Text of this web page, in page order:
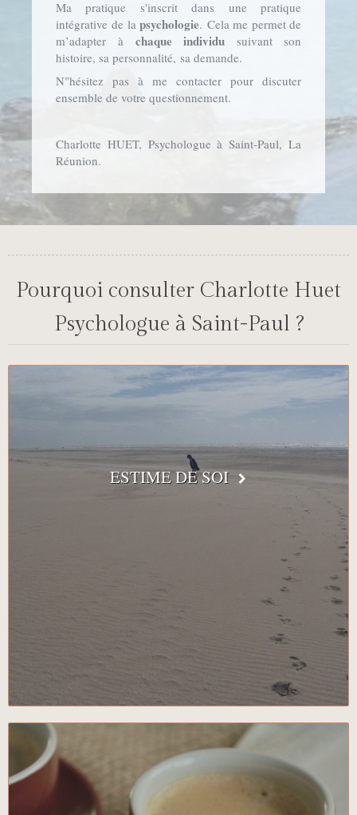
Ma pratique s'inscrit dans une pratique
intégrative de lapsychologie. Cela me permet de
m’adapter à chaque individu suivant son
histoire, sa personnalité, sa demande.
N"hésitez pas à me contacter pour discuter
ensemble de votre questionnement.
Charlotte HUET, Psychologue à Saint-Paul, La
Réunion.
Pourquoi consulter Charlotte Huet
Psychologue à Saint-Paul ?
ESTIME DE SOI